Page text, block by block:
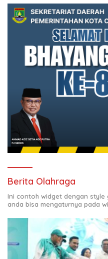
Berita Olahraga
Ini contoh widget dengan style
anda bisa mengaturnya pada